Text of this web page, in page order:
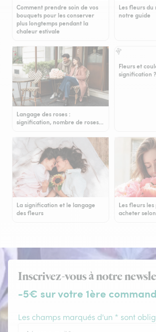
Comment prendre soin de vos
bouquets pour les conserver
plus longtemps pendant la
chaleur estivale
Les fleurs du
notre guide
Langage des roses :
signification, nombre de roses…
Fleurs et
signification ?
La signification et le langage
des fleurs
Les fleurs
acheter
Inscrivez-vous à notre
-5€ sur votre 1ère
Les champs marqués d'un * sont